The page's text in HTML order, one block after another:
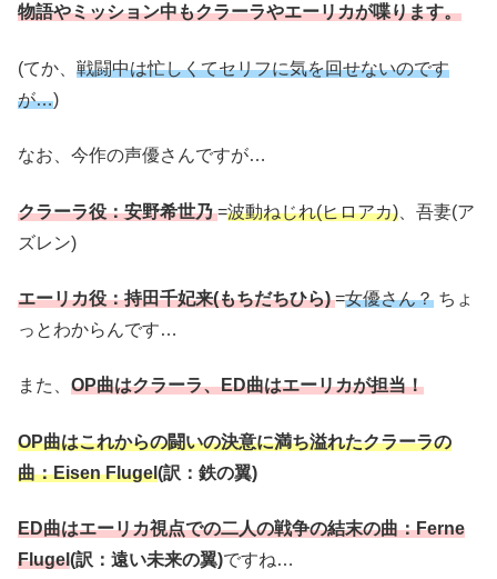
物語やミッション中もクラーラやエーリカが喋ります。
(てか、 戦闘中は忙しくてセリフに気を回せないのです
が…)
なお、今作の声優さんですが…
クラーラ役：安野希世乃 =波動ねじれ(ヒロアカ) 、吾妻(ア
ズレン)
エーリカ役：持田千妃来(もちだちひら) =女優さん？ ちょ
っとわからんです…
また、 OP曲はクラーラ、ED曲はエーリカが担当！
OP曲はこれからの闘いの決意に満ち溢れたクラーラの
曲：Eisen Flugel(訳：鉄の翼)
ED曲はエーリカ視点での二人の戦争の結末の曲：Ferne
Flugel(訳：遠い未来の翼)ですね…